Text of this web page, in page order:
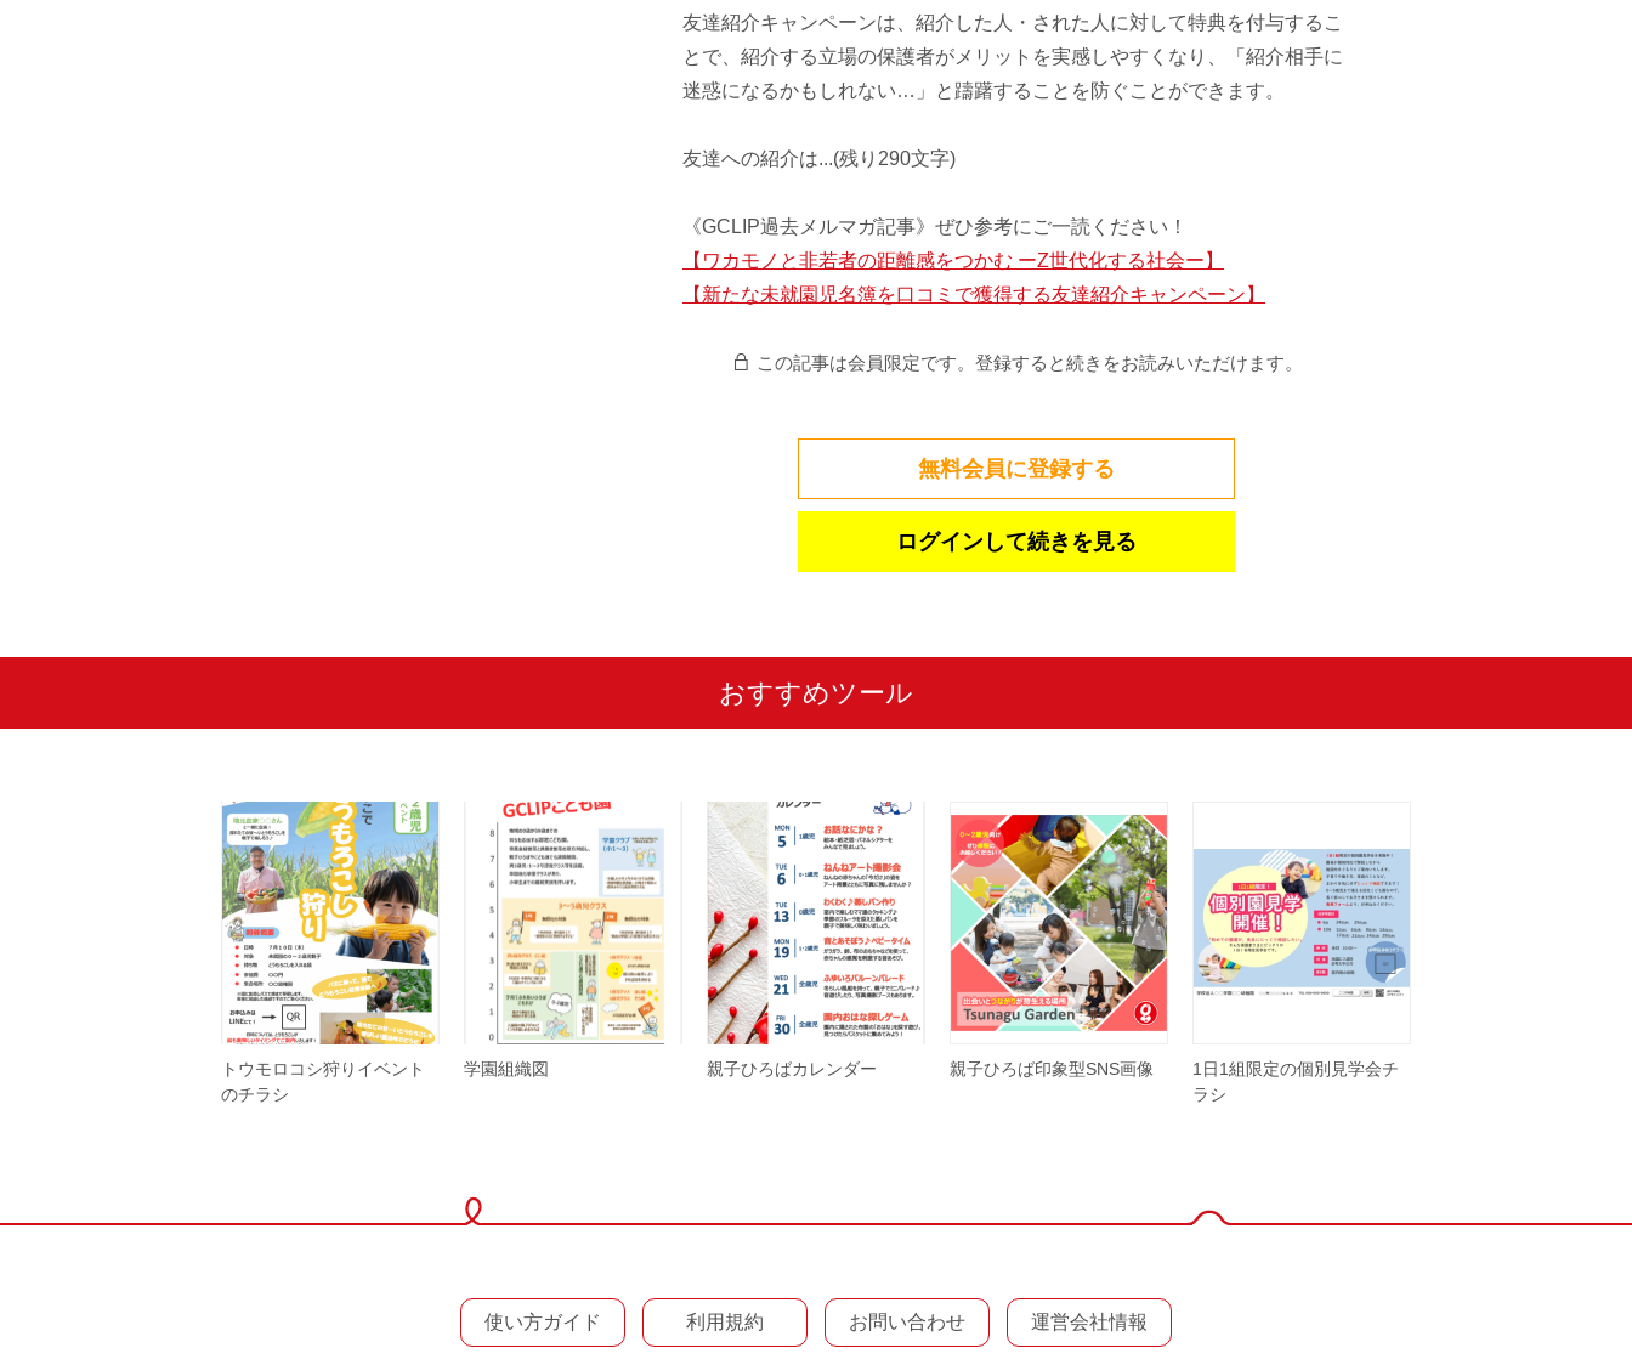
友達紹介キャンペーンは、紹介した人・された人に対して特典を付与するこ
とで、紹介する立場の保護者がメリットを実感しやすくなり、「紹介相手に
迷惑になるかもしれない…」と躊躇することを防ぐことができます。
友達への紹介は...(残り290文字)
《GCLIP過去メルマガ記事》ぜひ参考にご一読ください！
【ワカモノと非若者の距離感をつかむ ーZ世代化する社会ー】
【新たな未就園児名簿を口コミで獲得する友達紹介キャンペーン】
この記事は会員限定です。 登録すると続きをお読みいただけます。
無料会員に登録する
ログインして続きを見る
おすすめツール
トウモロコシ狩りイベント
のチラシ
学園組織図 親子ひろばカレンダー 親子ひろば印象型SNS画像
1日1組限定の個別見学会チ
ラシ
使い方ガイド 利用規約 お問い合わせ 運営会社情報